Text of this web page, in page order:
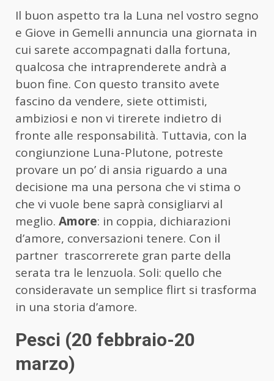
Il buon aspetto tra la Luna nel vostro segno
e Giove in Gemelli annuncia una giornata in
cui sarete accompagnati dalla fortuna,
qualcosa che intraprenderete andrà a
buon fine. Con questo transito avete
fascino da vendere, siete ottimisti,
ambiziosi e non vi tirerete indietro di
fronte alle responsabilità. Tuttavia, con la
congiunzione Luna-Plutone, potreste
provare un po’ di ansia riguardo a una
decisione ma una persona che vi stima o
che vi vuole bene saprà consigliarvi al
meglio. Amore: in coppia, dichiarazioni
d’amore, conversazioni tenere. Con il
partner trascorrerete gran parte della
serata tra le lenzuola. Soli: quello che
consideravate un semplice flirt si trasforma
in una storia d’amore.
Pesci (20 febbraio-20
marzo)